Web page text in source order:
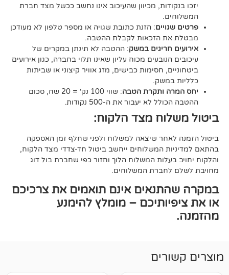
מכיוון שהעיכוב אינו נחשב ככשל מצד חברת
: הזנת כתובת שגויה או מספר טלפון לא מעודכן
הזכאות לקבלת ההטבה.
חריגים במשק: ההטבה לא תינתן במקרים של
מכוח עליון שאינו תלוי בחברה, כגון אירועים
חסימות כבישים, מזג אוויר קיצוני או שביתות
ותקרת הטבה
: שווי 100 נק׳ = 20 שח, סכום
לא יעבור את ה-500 נקודות.
מצד הלקוח:
שיצאה למשלוח ולפני שחלף זמן האספקה
המשלוחים ייחשב ביטול חד-צדדי מצד הלקוח,
המשלוח הלוך וחזור כפי שחברת בול דוג
המשלוחים.
אינם תואמים את צרכיכם
– מומלץ להימנע